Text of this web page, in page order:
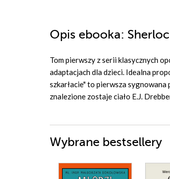
Opis ebooka:
Tom pierwszy z serii klasycznych
adaptacjach dla dzieci. Idealna
szkarłacie" to pierwsza
znalezione zostaje ciało E.J.
Wybrane bestsellery